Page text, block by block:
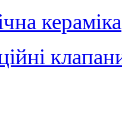
кераміка